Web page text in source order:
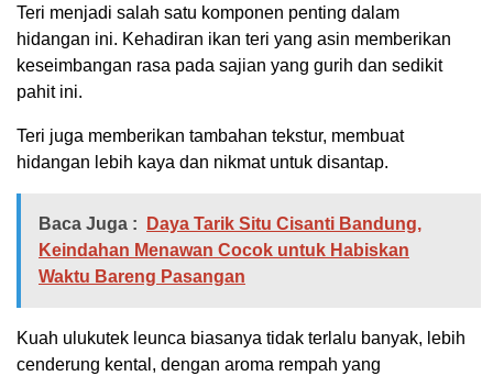
Teri menjadi salah satu komponen penting dalam
hidangan ini. Kehadiran ikan teri yang asin memberikan
keseimbangan rasa pada sajian yang gurih dan sedikit
pahit ini.
Teri juga memberikan tambahan tekstur, membuat
hidangan lebih kaya dan nikmat untuk disantap.
Baca Juga :
Daya Tarik Situ Cisanti Bandung,
Keindahan Menawan Cocok untuk Habiskan
Waktu Bareng Pasangan
Kuah ulukutek leunca biasanya tidak terlalu banyak, lebih
cenderung kental, dengan aroma rempah yang